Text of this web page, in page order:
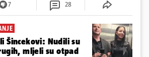
7 28
Šincekovi: Nudili su
mljeli su otpad